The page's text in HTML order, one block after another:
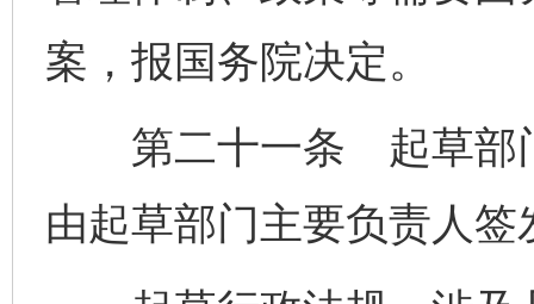
案，报国务院决定。
第二十一条 起草部门
由起草部门主要负责人签